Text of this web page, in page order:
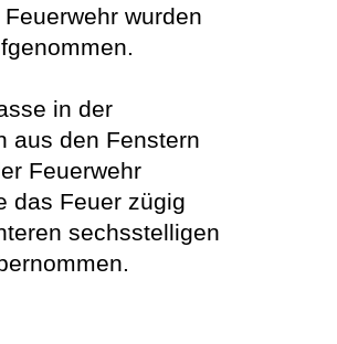
wurden
in der
aus den Fenstern
Feuerwehr
das Feuer zügig
sechsstelligen